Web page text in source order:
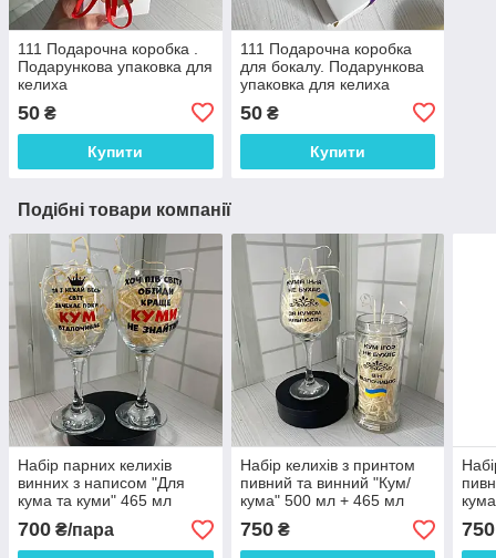
111 Подарочна коробка .
Подарункова упаковка для
келиха
50 ₴
Купити
111 Подарочна коробка
для бокалу. Подарункова
упаковка для келиха
50₴
Купити
Подібні товари компанії
Набір парних келихів
винних з написом "Для
кума та куми" 465 мл
700 ₴/пара
Набір келихів з принтом
пивний та винний "Кум/
кума" 500 мл + 465 мл
ціна за 2 шт
750₴
465
750